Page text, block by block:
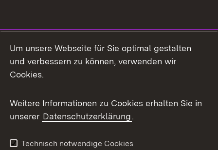
Facebook
X / Twitter
Youtube
Um unsere Webseite für Sie optimal gestalten
und verbessern zu können, verwenden wir
Cookies.
Weitere Informationen zu Cookies erhalten Sie in
unserer Datenschutzerklärung.
Technisch notwendige Cookies